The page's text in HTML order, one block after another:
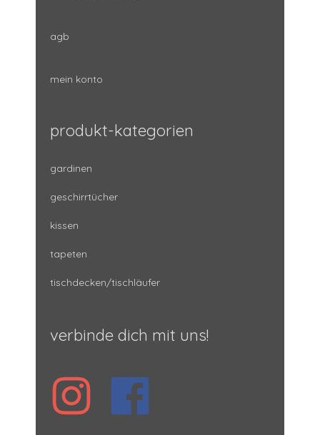
agb
mein konto
produkt-kategorien
gardinen
geschirrtücher
kissen
tapeten
tischdecken/tischläufer
verbinde dich mit uns!